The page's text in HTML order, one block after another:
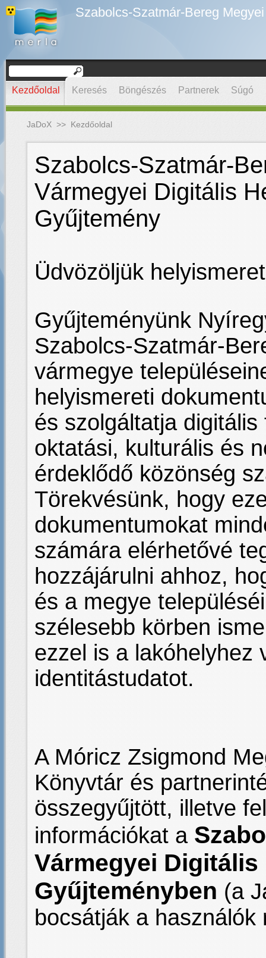
Szabolcs-Szatmár-Bereg
Kezdőoldal Keresés Böngészés Partnerek Súgó
JaDoX >> Kezdőoldal
Szabolcs-Szatmár-
Vármegyei Digitális
Gyűjtemény
Üdvözöljük
Gyűjteményünk
Szabolcs-Szatmár-
vármegye
helyismereti
és szolgáltatja digitális
oktatási, kulturális és
érdeklődő közönség
Törekvésünk, hogy
dokumentumokat
számára elérhetővé
hozzájárulni ahhoz,
és a megye
szélesebb körben
ezzel is a lakóhelyhez
identitástudatot.
A Móricz Zsigmond
Könyvtár és
összegyűjtött, illetve
információkat a
Vármegyei
Gyűjteményben (a
bocsátják a használók